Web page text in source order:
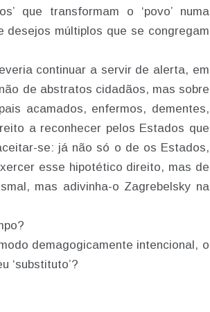
que transformam o ‘povo’ numa
desejos múltiplos que se congregam
continuar a servir de alerta, em
de abstratos cidadãos, mas sobre
acamados, enfermos, dementes,
a reconhecer pelos Estados que
se: já não só o de os Estados,
esse hipotético direito, mas de
mas adivinha-o Zagrebelsky na
demagogicamente intencional, o
‘substituto’?